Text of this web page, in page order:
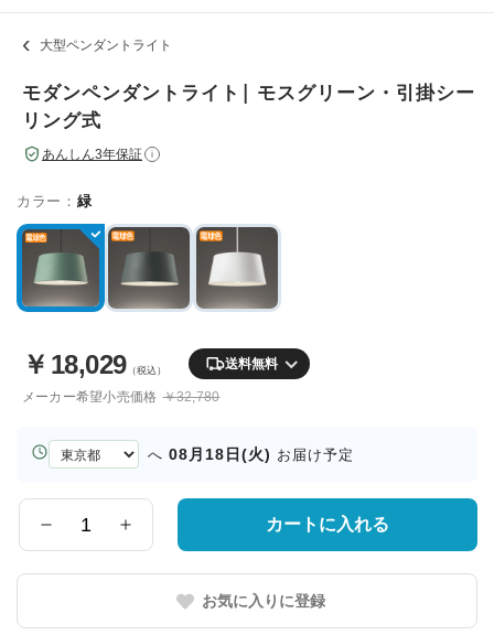
大型ペンダントライト
モダンペンダントライト| モスグリーン・引掛シー
リング式
あんしん3年保証 i
カラー： 緑
￥ 18,029（税込） 送料無料
メーカー希望小売価格 ￥32,780
お
届
県
へ 08月18日(火) お届け予定
量
カートに入れる
お気に入りに登録